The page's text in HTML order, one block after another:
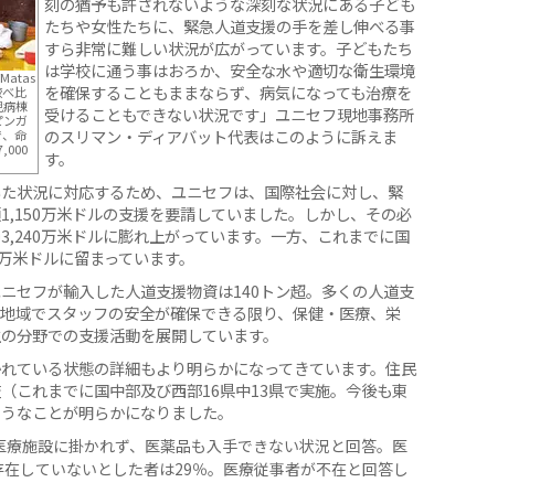
比
病棟
ガ
命
たちや女性たちに、緊急人道支援の手を差し伸べる事
すら非常に難しい状況が広がっています。子どもたち
は学校に通う事はおろか、安全な水や適切な衛生環境
を確保することもままならず、病気になっても治療を
受けることもできない状況です」ユニセフ現地事務所
のスリマン・ディアバット代表はこのように訴えま
す。
状況に対応するため、ユニセフは、国際社会に対し、緊
万米ドルの支援を要請していました。しかし、その必
万米ドルに膨れ上がっています。一方、これまでに国
ドルに留まっています。
セフが輸入した人道支援物資は140トン超。多くの人道支
域でスタッフの安全が確保できる限り、保健・医療、栄
分野での支援活動を展開しています。
ている状態の詳細もより明らかになってきています。住民
これまでに国中部及び西部16県中13県で実施。今後も東
なことが明らかになりました。
施設に掛かれず、医薬品も入手できない状況と回答。医
していないとした者は29％。医療従事者が不在と回答し